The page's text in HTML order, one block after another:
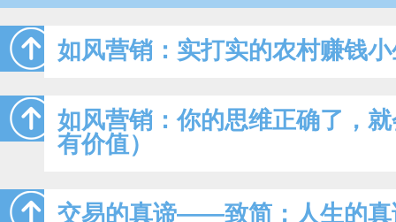
如风营销：实打实的农村赚钱
如风营销：你的思维正确了，
有价值）
交易的真谛——致简；人生的